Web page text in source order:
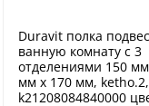
Duravit полка
ванную комнату с 3
отделениями 150
мм х 170 мм, ketho.2,
k21208084840000